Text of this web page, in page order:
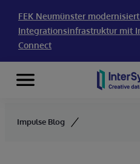
FEK Neumünster
Integrationsinfrastruktur mit
Connect
Skip to content
Menu
Impulse Blog